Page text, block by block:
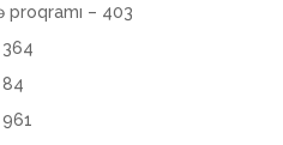
proqramı – 403
84